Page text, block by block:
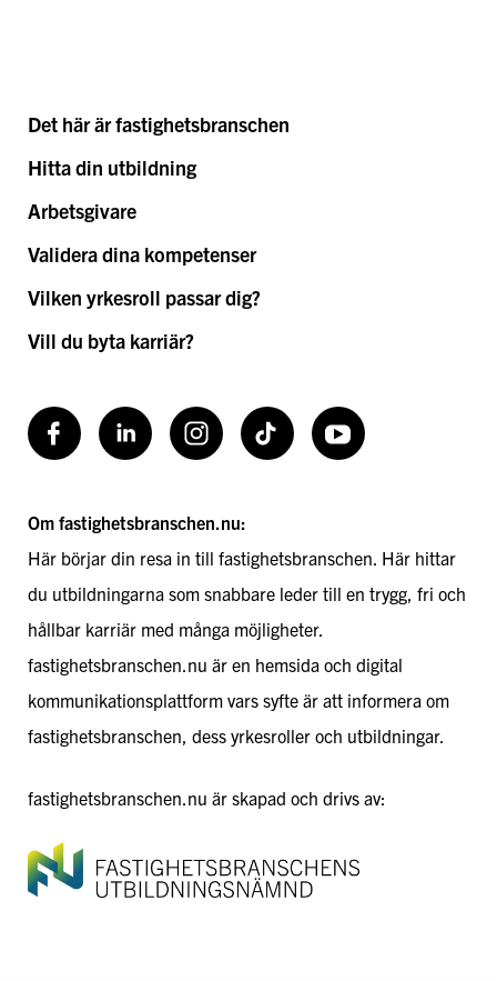
Det här är fastighetsbranschen
Hitta din utbildning
Arbetsgivare
Validera dina kompetenser
Vilken yrkesroll passar dig?
Vill du byta karriär?
FacebookLinkedInInstagramTikToK Youtube
Om fastighetsbranschen.nu:
Här börjar din resa in till fastighetsbranschen. Här hittar
du utbildningarna som snabbare leder till en trygg, fri och
hållbar karriär med många möjligheter.
fastighetsbranschen.nu är en hemsida och digital
kommunikationsplattform vars syfte är att informera om
fastighetsbranschen, dess yrkesroller och utbildningar.
fastighetsbranschen.nu är skapad och drivs av: